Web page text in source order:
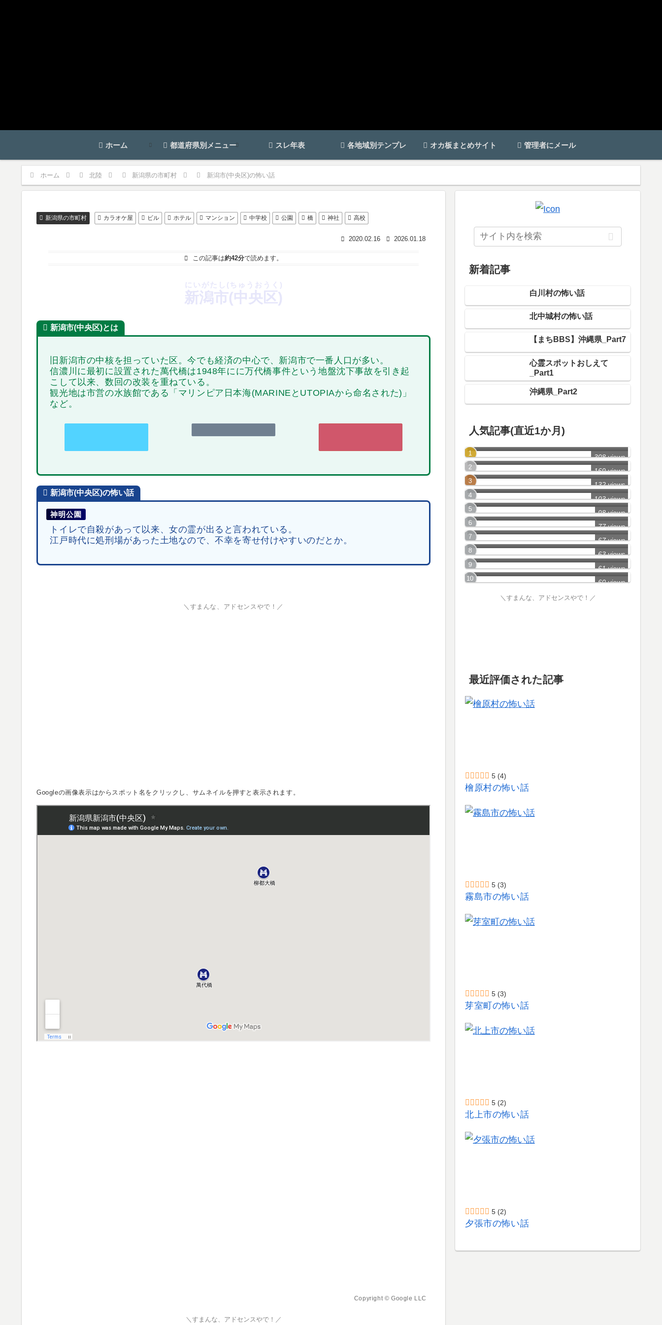
ホーム 都道府県別メニュー スレ年表 各地域別テンプレ オカ板まとめサイト 管理者にメール
ホーム 北陸 新潟県の市町村 新潟市(中央区)の怖い話
新潟県の市町村 カラオケ屋 ビル ホテル マンション 中学校 公園 橋 神社 高校
2020.02.16 2026.01.18
この記事は約42分で読めます。
新潟市(中央区)
にいがたし(ちゅうおうく)
新潟市(中央区)とは
旧新潟市の中核を担っていた区。今でも経済の中心で、新潟市で一番人口が多い。
信濃川に最初に設置された萬代橋は1948年にに万代橋事件という地盤沈下事故を引き起
こして以来、数回の改装を重ねている。
観光地は市営の水族館である「マリンピア日本海(MARINEとUTOPIAから命名された)」
など。
新潟市(中央区)の怖い話
神明公園
トイレで自殺があって以来、女の霊が出ると言われている。
江戸時代に処刑場があった土地なので、不幸を寄せ付けやすいのだとか。
＼すまんな、アドセンスやで！／
Googleの画像表示はからスポット名をクリックし、サムネイルを押すと表示されます。
Copyright © Google LLC
＼すまんな、アドセンスやで！／
新着記事
白川村の怖い話
北中城村の怖い話
【まちBBS】沖縄県_Part7
心霊スポットおしえて
_Part1
沖縄県_Part2
人気記事(直近1か月)
308 views
妙高市の怖い話
169 views
新潟市(中央区)の怖い話
132 views
胎内市の怖い話
103 views
新潟市(西区)の怖い話
98 views
佐渡市の怖い話
77 views
阿賀野市の怖い話
67 views
南魚沼市の怖い話
63 views
上越市の怖い話
61 views
新潟市(北区)の怖い話
60 views
＼すまんな、アドセンスやで！／
最近評価された記事
5 (4)
檜原村の怖い話
5 (3)
霧島市の怖い話
5 (3)
芽室町の怖い話
5 (2)
北上市の怖い話
5 (2)
夕張市の怖い話